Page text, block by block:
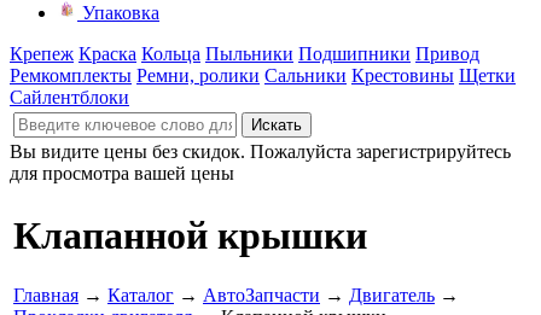
Упаковка
Крепеж Краска Кольца Пыльники Подшипники Привод
Ремкомплекты Ремни, ролики Сальники Крестовины Щетки
Сайлентблоки
Вы видите цены без скидок. Пожалуйста зарегистрируйтесь
для просмотра вашей цены
Клапанной крышки
Главная → Каталог → АвтоЗапчасти → Двигатель →